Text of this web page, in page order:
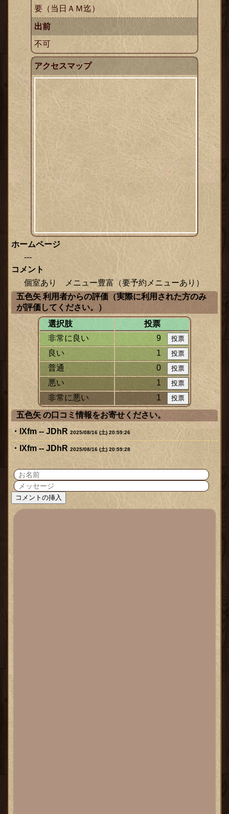
要（当日ＡＭ迄）
出前
不可
アクセスマップ
ホームページ
---
コメント
個室あり メニュー豊富（要予約メニューあり）
五色矢 利用者からの評価（実際に利用された方のみ
が評価してください。）
選択肢
投票
非常に良い
9
良い
1
普通
0
悪い
1
非常に悪い
1
五色矢 の口コミ情報をお寄せください。
lXfm -- JDhR 2025/08/16 (土) 20:59:26
lXfm -- JDhR 2025/08/16 (土) 20:59:28